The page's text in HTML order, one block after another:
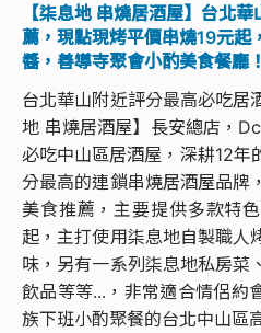
【柒息地 串燒居酒屋】台北
薦，現點現烤平價串燒19元起
醬，善導寺聚會小酌美食餐廳！
台北華山附近評分最高必吃居
地 串燒居酒屋】長安總店，
必吃中山區居酒屋，深耕12年
分最高的連鎖串燒居酒屋品牌
美食推薦，主要提供多款特
起，主打使用柒息地自製職人
味，另有一系列柒息地私房菜
飲品等等...，非常適合情侶約
族下班小酌聚餐的台北中山區